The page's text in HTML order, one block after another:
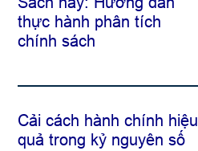
thực hành phân tích
chính sách
Cải cách hành chính hiệu
quả trong kỷ nguyên số